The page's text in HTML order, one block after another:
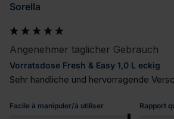
Sorella
Angenehmer täglicher Gebrauch
Vorratsdose Fresh & Easy 1,0 L eckig
Sehr handliche und hervorragende
Facile à manipuler/à utiliser Rapport